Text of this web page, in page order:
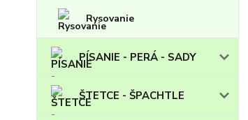
Rysovanie
PÍSANIE - PERÁ - SADY
ŠTETCE - ŠPACHTLE